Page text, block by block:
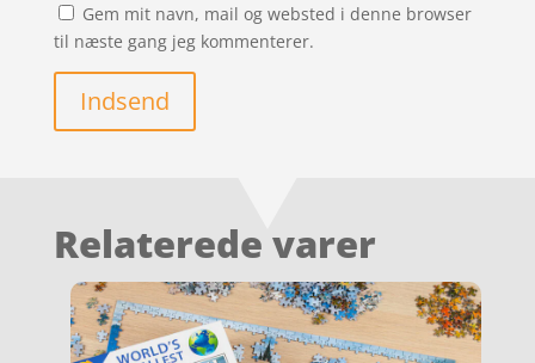
Gem mit navn, mail og websted i denne browser
til næste gang jeg kommenterer.
Indsend
Relaterede varer